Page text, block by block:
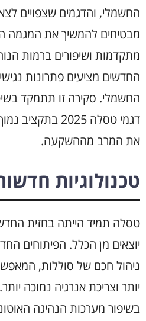
מבטיחים להמשיך את המגמה
מתקדמות ושיפורים ברמות
החדשים מציעים פתרונות
החשמלי. סקירה זו תתמקד
דגמי טסלה 2025
את המרב מההשקעה.
טכנולוגיות
יוצאים מן הכלל. הפיתוחים
ניהול חכם של סוללות,
יותר וצריכת אנרגיה נמוכה
בשיפור מערכות הנהיגה